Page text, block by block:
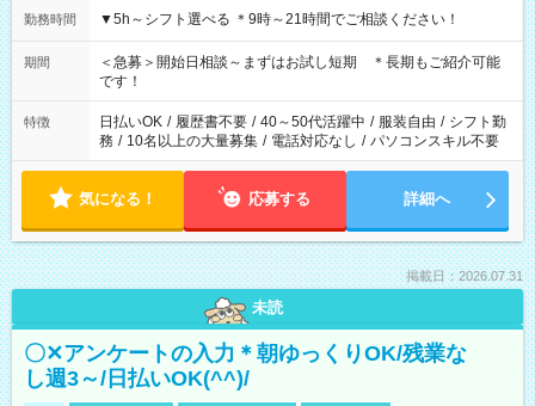
勤務時間 ▼5h～シフト選べる ＊9時～21時間でご相談ください！
期間
＜急募＞開始日相談～まずはお試し短期 ＊長期もご紹介可能
です！
特徴 日払いOK / 履歴書不要 / 40～50代活躍中 / 服装自由 / シフト勤
務 / 10名以上の大量募集 / 電話対応なし / パソコンスキル不要
気になる！ 応募する 詳細へ
掲載日：2026.07.31
未読
〇✕アンケートの入力＊朝ゆっくりOK/残業な
し週3～/日払いOK(^^)/